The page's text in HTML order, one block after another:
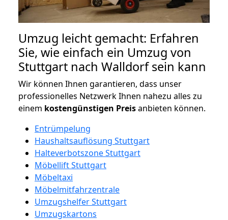
Umzug leicht gemacht: Erfahren
Sie, wie einfach ein Umzug von
Stuttgart nach Walldorf sein kann
Wir können Ihnen garantieren, dass unser
professionelles Netzwerk Ihnen nahezu alles zu
einem kostengünstigen Preisanbieten können.
Entrümpelung
Haushaltsauflösung Stuttgart
Halteverbotszone Stuttgart
Möbellift Stuttgart
Möbeltaxi
Möbelmitfahrzentrale
Umzugshelfer Stuttgart
Umzugskartons